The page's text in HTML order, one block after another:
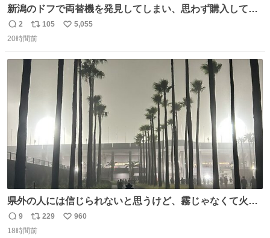
新潟のドフで両替機を発見してしまい、思わず購入してし
まい大阪に発送するイベントが発生
返
信
2
リ
ポ
ト
105
い
数
5,055
20時間前
県外の人には信じられないと思うけど、霧じゃなくて火山
灰です🌋 #桜島
返
信
9
リ
ポ
229
い
960
18時間前